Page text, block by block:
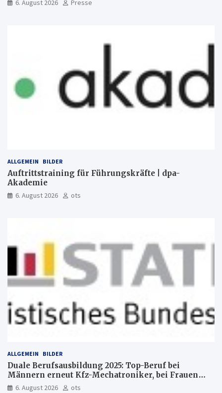
6. August 2026 Presse
ALLGEMEIN BILDER
Auftrittstraining für Führungskräfte | dpa-
Akademie
6. August 2026 ots
ALLGEMEIN BILDER
Duale Berufsausbildung 2025: Top-Beruf bei
Männern erneut Kfz-Mechatroniker, bei Frauen
medizinische Fachangestellte
6. August 2026 ots